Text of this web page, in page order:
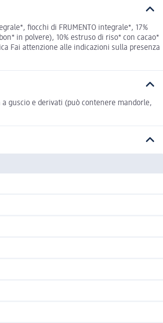
fiocchi di FRUMENTO integrale*, 17%
in polvere), 10% estruso di riso* con cacao*
Fai attenzione alle indicazioni sulla presenza
guscio e derivati (può contenere mandorle,